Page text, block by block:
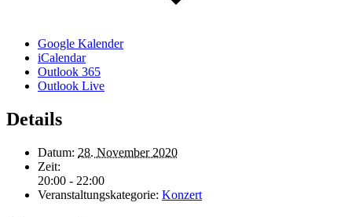
Google Kalender
iCalendar
Outlook 365
Outlook Live
Details
Datum: 28. November 2020
Zeit:
20:00 - 22:00
Veranstaltungskategorie: Konzert